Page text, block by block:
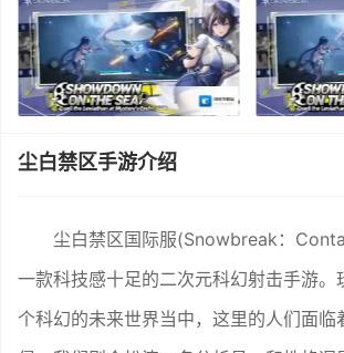
尘白禁区手游介绍
尘白禁区国际服(Snowbreak：
一款科技感十足的二次元科幻射击手游。
个科幻的未来世界当中，这里的人们面临